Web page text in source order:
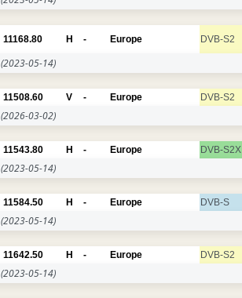
11168.80 H - Europe DVB-S2
(2023-05-14)
11508.60 V - Europe DVB-S2
(2026-03-02)
11543.80 H - Europe DVB-S2X
(2023-05-14)
11584.50 H - Europe DVB-S
(2023-05-14)
11642.50 H - Europe DVB-S2
(2023-05-14)